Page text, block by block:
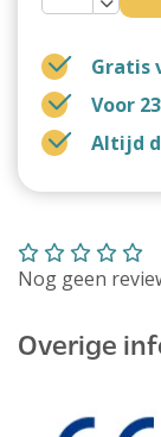
Gratis
Voor
Altijd
Nog geen
Overige